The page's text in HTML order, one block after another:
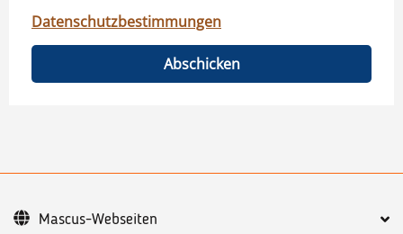
Datenschutzbestimmungen
Abschicken
Mascus-Webseiten